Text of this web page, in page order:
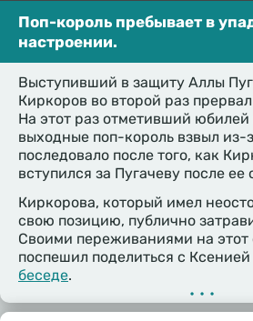
Поп-король пребывает в
настроении.
Выступивший в защиту Аллы
Киркоров во второй раз
На этот раз отметивший
выходные поп-король взвыл из-
последовало после того, как
вступился за Пугачеву после ее
Киркорова, который имел
свою позицию, публично
Своими переживаниями на этот
поспешил поделиться с
беседе.
•••